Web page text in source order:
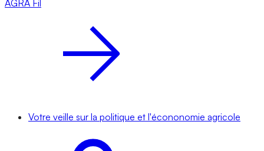
AGRA Fil
Votre veille sur la politique et l'écononomie agricole